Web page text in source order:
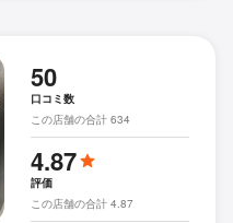
50
口コミ数
この店舗の合計 634
4.87
評価
この店舗の合計 4.87